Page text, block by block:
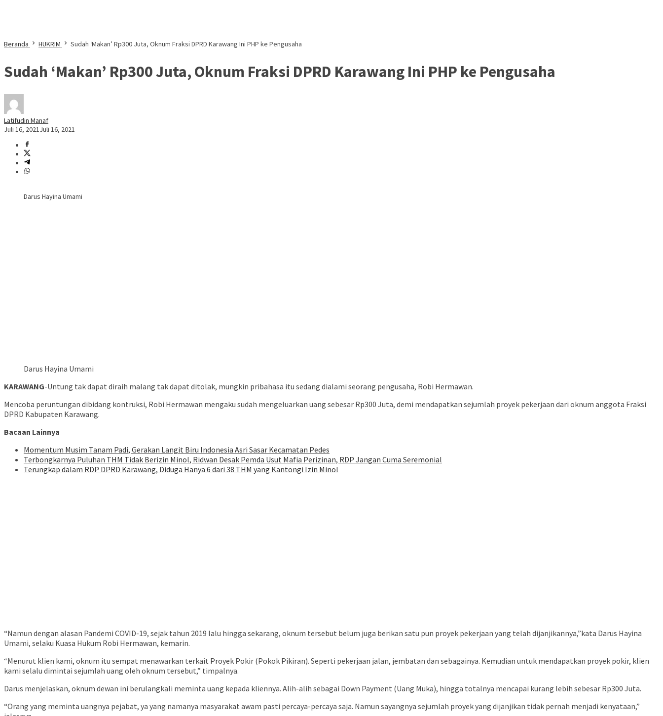
Beranda HUKRIM Sudah ‘Makan’ Rp300 Juta, Oknum Fraksi DPRD Karawang Ini PHP ke Pengusaha
Sudah ‘Makan’ Rp300 Juta, Oknum Fraksi DPRD Karawang Ini PHP ke Pengusaha
Latifudin Manaf
Juli 16, 2021Juli 16, 2021
Darus Hayina Umami
Darus Hayina Umami
KARAWANG-Untung tak dapat diraih malang tak dapat ditolak, mungkin pribahasa itu sedang dialami seorang pengusaha, Robi Hermawan.
Mencoba peruntungan dibidang kontruksi, Robi Hermawan mengaku sudah mengeluarkan uang sebesar Rp300 Juta, demi mendapatkan sejumlah proyek pekerjaan dari oknum anggota Fraksi
DPRD Kabupaten Karawang.
Bacaan Lainnya
Momentum Musim Tanam Padi, Gerakan Langit Biru Indonesia Asri Sasar Kecamatan Pedes
Terbongkarnya Puluhan THM Tidak Berizin Minol, Ridwan Desak Pemda Usut Mafia Perizinan, RDP Jangan Cuma Seremonial
Terungkap dalam RDP DPRD Karawang, Diduga Hanya 6 dari 38 THM yang Kantongi Izin Minol
“Namun dengan alasan Pandemi COVID-19, sejak tahun 2019 lalu hingga sekarang, oknum tersebut belum juga berikan satu pun proyek pekerjaan yang telah dijanjikannya,”kata Darus Hayina
Umami, selaku Kuasa Hukum Robi Hermawan, kemarin.
“Menurut klien kami, oknum itu sempat menawarkan terkait Proyek Pokir (Pokok Pikiran). Seperti pekerjaan jalan, jembatan dan sebagainya. Kemudian untuk mendapatkan proyek pokir, klien
kami selalu dimintai sejumlah uang oleh oknum tersebut,” timpalnya.
Darus menjelaskan, oknum dewan ini berulangkali meminta uang kepada kliennya. Alih-alih sebagai Down Payment (Uang Muka), hingga totalnya mencapai kurang lebih sebesar Rp300 Juta.
“Orang yang meminta uangnya pejabat, ya yang namanya masyarakat awam pasti percaya-percaya saja. Namun sayangnya sejumlah proyek yang dijanjikan tidak pernah menjadi kenyataan,”